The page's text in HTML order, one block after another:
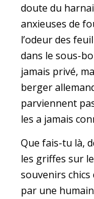
doute du
anxieuses de
l’odeur des
dans le sous-
jamais privé,
berger
parviennent
les a jamais
Que fais-tu là,
les griffes sur
souvenirs chics
par une